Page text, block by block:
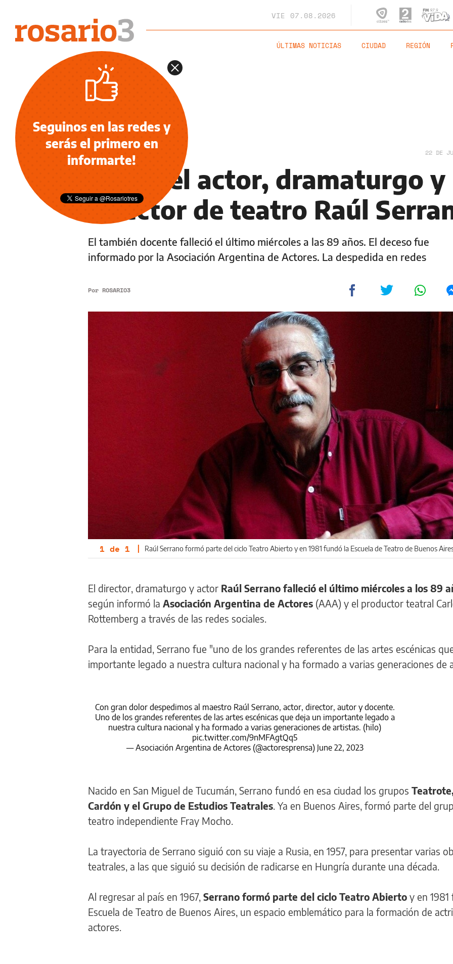
VIE 07.08.2026
ÚLTIMAS NOTICIAS CIUDAD REGIÓN
TEATRO 22 DE
Murió el actor, dramaturgo y
director de teatro Raúl
El también docente falleció el último miércoles a las 89 años. El deceso fue
informado por la Asociación Argentina de Actores. La despedida en redes
Por ROSARIO3
1 de 1 | Raúl Serrano formó parte del ciclo Teatro Abierto y en 1981 fundó la Escuela de Teatro de Buenos
El director, dramaturgo y actor Raúl Serrano falleció el último miércoles a los 89
según informó la Asociación Argentina de Actores (AAA) y el productor teatral
Rottemberg a través de las redes sociales.
Para la entidad, Serrano fue "uno de los grandes referentes de las artes escénicas
importante legado a nuestra cultura nacional y ha formado a varias generaciones de
Con gran dolor despedimos al maestro Raúl Serrano, actor, director, autor y docente.
Uno de los grandes referentes de las artes escénicas que deja un importante legado a
nuestra cultura nacional y ha formado a varias generaciones de artistas. (hilo)
pic.twitter.com/9nMFAgtQq5
— Asociación Argentina de Actores (@actoresprensa) June 22, 2023
Nacido en San Miguel de Tucumán, Serrano fundó en esa ciudad los grupos
Cardón y el Grupo de Estudios Teatrales . Ya en Buenos Aires, formó parte del
teatro independiente Fray Mocho.
La trayectoria de Serrano siguió con su viaje a Rusia, en 1957, para presentar varias
teatrales, a las que siguió su decisión de radicarse en Hungría durante una década.
Al regresar al país en 1967, Serrano formó parte del ciclo Teatro Abierto y en
Escuela de Teatro de Buenos Aires, un espacio emblemático para la formación de
actores.
Seguinos en las redes y
serás el primero en
informarte!